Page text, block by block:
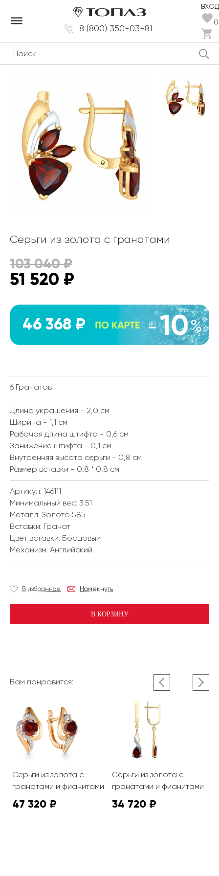
8 (800) 350-03-81
ВХОД
0
dehaze
Серьги из золота с гранатами
103 040₽
51 520 ₽
46 368 ₽
6 Гранатов
Длина украшения - 2,0 см
Ширина - 1,1 см
Рабочая длина штифта - 0,6 см
Занижение штифта - 0,1 см
Внутренняя высота серьги - 0,8 см
Размер вставки - 0,8 * 0,8 см
Артикул: 146111
Минимальный вес: 3.51
Металл: Золото 585
Вставки: Гранат
Цвет вставки: Бордовый
Механизм: Английский
В избранное Намекнуть
В КОРЗИНУ
Вам понравится:
Серьги из золота с
гранатами и фианитами
47 320 ₽
Серьги из золота с
гранатами и фианитами
34 720 ₽